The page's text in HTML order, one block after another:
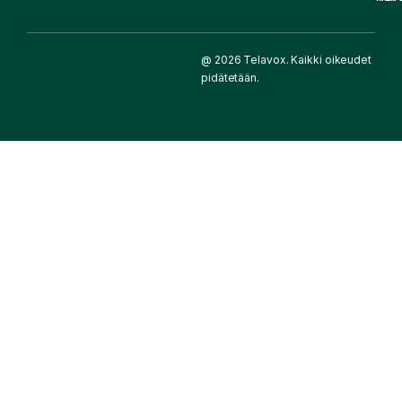
@ 2026 Telavox. Kaikki oikeudet
pidätetään.